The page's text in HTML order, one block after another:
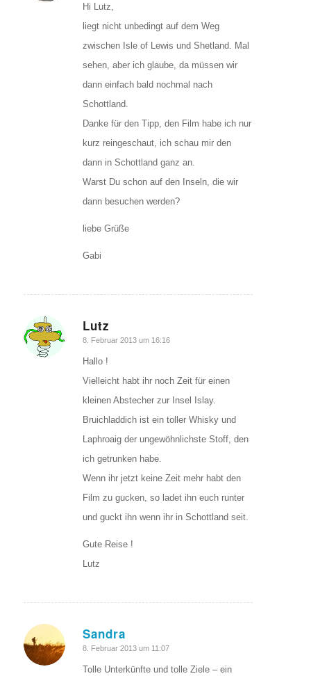
Hi Lutz,
liegt nicht unbedingt auf dem Weg
zwischen Isle of Lewis und Shetland. Mal
sehen, aber ich glaube, da müssen wir
dann einfach bald nochmal nach
Schottland.
Danke für den Tipp, den Film habe ich nur
kurz reingeschaut, ich schau mir den
dann in Schottland ganz an.
Warst Du schon auf den Inseln, die wir
dann besuchen werden?
liebe Grüße
Gabi
Lutz
sagte:
8. Februar 2013 um 16:16
Hallo !
Vielleicht habt ihr noch Zeit für einen
kleinen Abstecher zur Insel Islay.
Bruichladdich ist ein toller Whisky und
Laphroaig der ungewöhnlichste Stoff, den
ich getrunken habe.
Wenn ihr jetzt keine Zeit mehr habt den
Film zu gucken, so ladet ihn euch runter
und guckt ihn wenn ihr in Schottland seit.
Gute Reise !
Lutz
Sandra
sagte:
8. Februar 2013 um 11:07
Tolle Unterkünfte und tolle Ziele – ein